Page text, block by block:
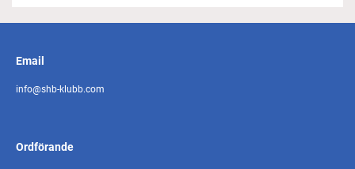
Email
info@shb-klubb.com
Ordförande